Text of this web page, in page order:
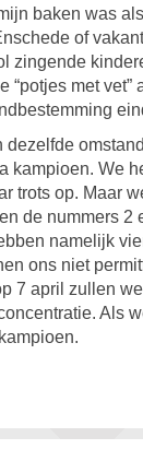
baken was
of
zingende
“potjes met vet”
dezelfde
kampioen. We
trots op. Maar
de nummers 2
namelijk
ons niet
7 april zullen
Als